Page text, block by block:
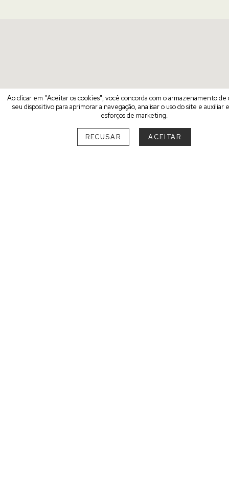
Ao clicar em "Aceitar os cookies", você concorda com o armazenamento de
seu dispositivo para aprimorar a navegação, analisar o uso do site e auxiliar
esforços de marketing.
RECUSAR ACEITAR